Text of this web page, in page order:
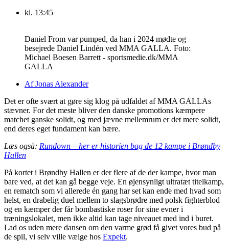
kl. 13:45
Daniel From var pumped, da han i 2024 mødte og
besejrede Daniel Lindén ved MMA GALLA. Foto:
Michael Boesen Barrett - sportsmedie.dk/MMA
GALLA
AfJonas Alexander
Det er ofte svært at gøre sig klog på udfaldet af MMA GALLAs
stævner. For det meste bliver den danske promotions kæmpere
matchet ganske solidt, og med jævne mellemrum er det mere solidt,
end deres eget fundament kan bære.
Læs også: Rundown – her er historien bag de 12 kampe i Brøndby
Hallen
På kortet i Brøndby Hallen er der flere af de der kampe, hvor man
bare ved, at det kan gå begge veje. En øjensynligt ultratæt titelkamp,
en rematch som vi allerede én gang har set kan ende med hvad som
helst, en drabelig duel mellem to slagsbrødre med polsk fighterblod
og en kæmper der får bombastiske roser for sine evner i
træningslokalet, men ikke altid kan tage niveauet med ind i buret.
Lad os uden mere dansen om den varme grød få givet vores bud på
de spil, vi selv ville vælge hos Expekt.